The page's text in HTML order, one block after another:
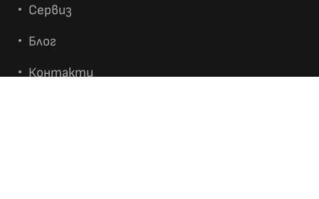
Сервиз
Блог
Контакти